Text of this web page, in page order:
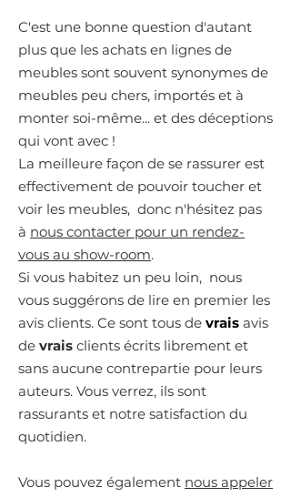
C'est une bonne question d'autant
plus que les achats en lignes de
meubles sont souvent synonymes de
meubles peu chers, importés et à
monter soi-même... et des déceptions
qui vont avec !
La meilleure façon de se rassurer est
effectivement de pouvoir toucher et
voir les meubles, donc n'hésitez pas
à nous contacter pour un rendez-
vous au show-room.
Si vous habitez un peu loin, nous
vous suggérons de lire en premier les
avis clients. Ce sont tous de vrais avis
de vrais clients écrits librement et
sans aucune contrepartie pour leurs
auteurs. Vous verrez, ils sont
rassurants et notre satisfaction du
quotidien.
Vous pouvez également nous appeler